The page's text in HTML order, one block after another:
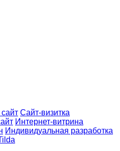
Cайт-визитка
Интернет-витрина
Индивидуальная разработка